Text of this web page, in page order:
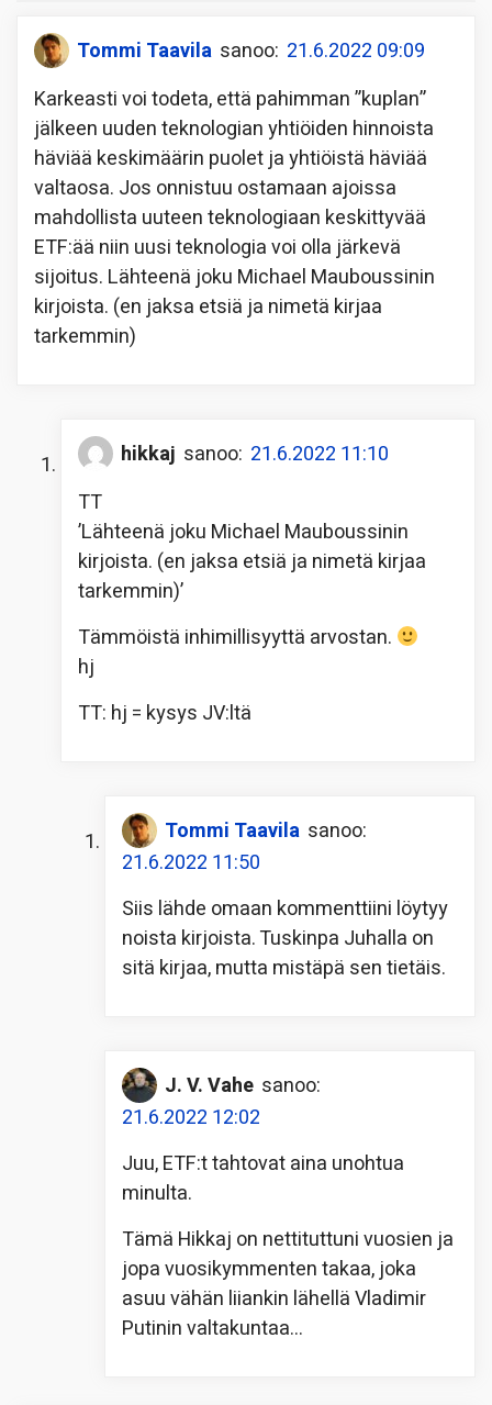
Tommi Taavila sanoo: 21.6.2022 09:09
Karkeasti voi todeta, että pahimman ”kuplan”
jälkeen uuden teknologian yhtiöiden hinnoista
häviää keskimäärin puolet ja yhtiöistä häviää
valtaosa. Jos onnistuu ostamaan ajoissa
mahdollista uuteen teknologiaan keskittyvää
ETF:ää niin uusi teknologia voi olla järkevä
sijoitus. Lähteenä joku Michael Mauboussinin
kirjoista. (en jaksa etsiä ja nimetä kirjaa
tarkemmin)
hikkaj sanoo: 21.6.2022 11:10
TT
’Lähteenä joku Michael Mauboussinin
kirjoista. (en jaksa etsiä ja nimetä kirjaa
tarkemmin)’
Tämmöistä inhimillisyyttä arvostan.
hj
TT: hj = kysys JV:ltä
Tommi Taavila sanoo:
21.6.2022 11:50
Siis lähde omaan kommenttiini löytyy
noista kirjoista. Tuskinpa Juhalla on
sitä kirjaa, mutta mistäpä sen tietäis.
J. V. Vahe sanoo:
21.6.2022 12:02
Juu, ETF:t tahtovat aina unohtua
minulta.
Tämä Hikkaj on nettituttuni vuosien ja
jopa vuosikymmenten takaa, joka
asuu vähän liiankin lähellä Vladimir
Putinin valtakuntaa…